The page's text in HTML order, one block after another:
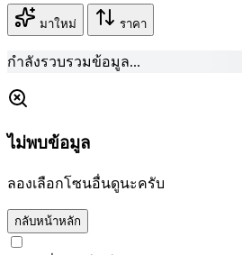
มาใหม่ ราคา
กำลังรวบรวมข้อมูล...
ไม่พบข้อมูล
ลองเลือกโซนอื่นดูนะครับ
กลับหน้าหลัก